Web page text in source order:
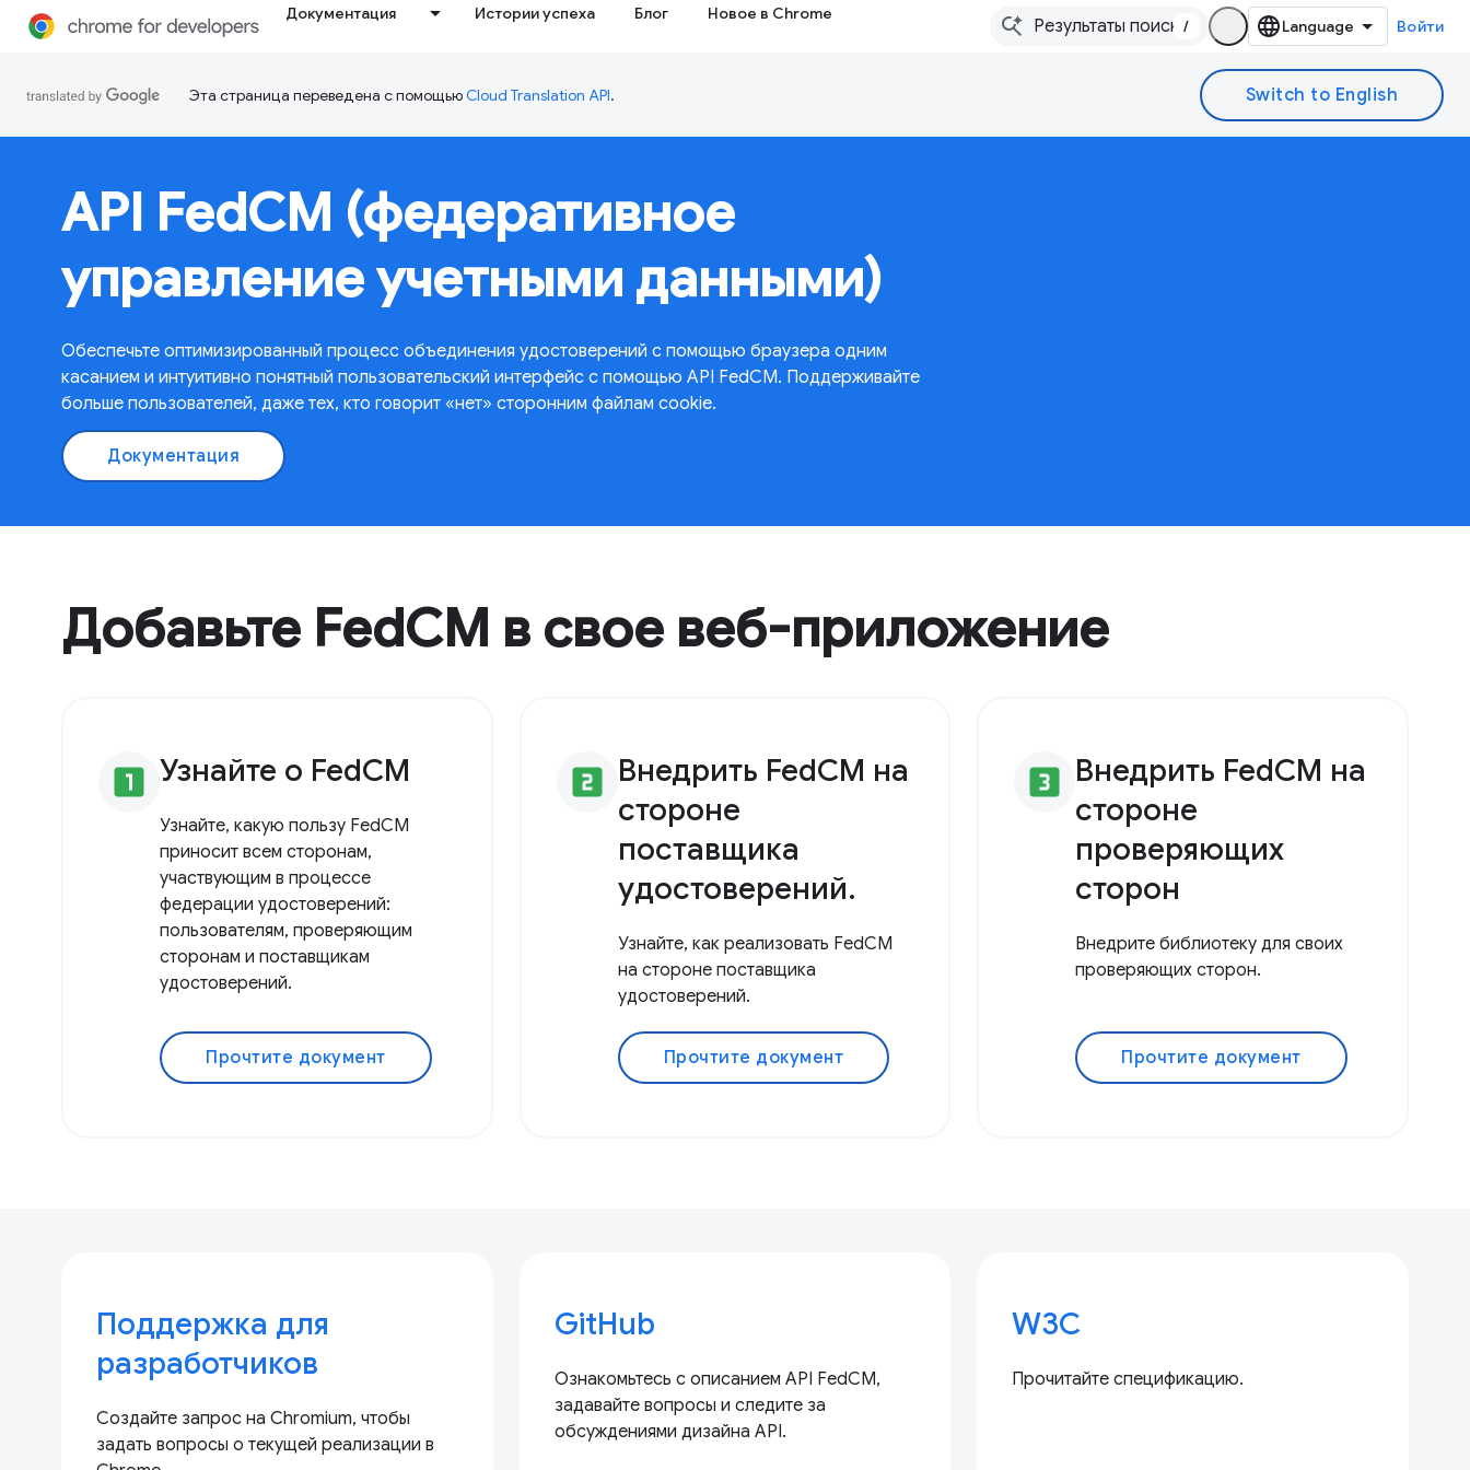
Документация Истории успеха Блог Новое в Chrome
/ Войти
Эта страница переведена с помощьюCloud Translation API.
API FedCM (федеративное
управление учетными данными)
Обеспечьте оптимизированный процесс объединения удостоверений с помощью браузера одним
касанием и интуитивно понятный пользовательский интерфейс с помощью API FedCM. Поддерживайте
больше пользователей, даже тех, кто говорит «нет» сторонним файлам cookie.
Документация
Добавьте FedCM в свое веб-приложение
looks_one Узнайте о FedCM
Узнайте, какую пользу FedCM
приносит всем сторонам,
участвующим в процессе
федерации удостоверений:
пользователям, проверяющим
сторонам и поставщикам
удостоверений.
Прочтите документ
looks_two Внедрить FedCM на
стороне
поставщика
удостоверений.
Узнайте, как реализовать FedCM
на стороне поставщика
удостоверений.
Прочтите документ
looks_3 Внедрить FedCM на
стороне
проверяющих
сторон
Внедрите библиотеку для своих
проверяющих сторон.
Прочтите документ
Поддержка для
разработчиков
Создайте запрос на Chromium, чтобы
задать вопросы о текущей реализации в
GitHub
Ознакомьтесь с описанием API FedCM,
задавайте вопросы и следите за
обсуждениями дизайна API.
W3C
Прочитайте спецификацию.